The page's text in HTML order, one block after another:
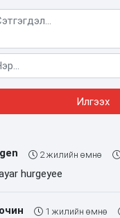
2 жилийн өмнө
hurgeyee
1 жилийн өмнө